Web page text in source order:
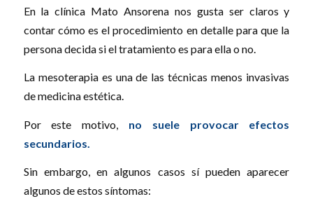
En la clínica Mato Ansorena nos gusta ser claros y
contar cómo es el procedimiento en detalle para que la
persona decida si el tratamiento es para ella o no.
La mesoterapia es una de las técnicas menos invasivas
de medicina estética.
Por este motivo, no suele provocar efectos
secundarios.
Sin embargo, en algunos casos sí pueden aparecer
algunos de estos síntomas: